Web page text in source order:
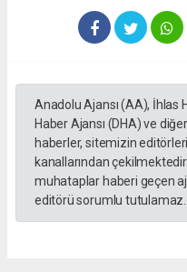
Anadolu Ajansı (AA), İhlas
Haber Ajansı (DHA) ve
haberler, sitemizin
kanallarından
muhataplar haberi geçen
editörü sorumlu tutulamaz...